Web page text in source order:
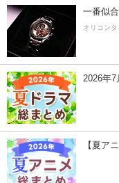
一番似
オリコン
2026年7
【夏ア